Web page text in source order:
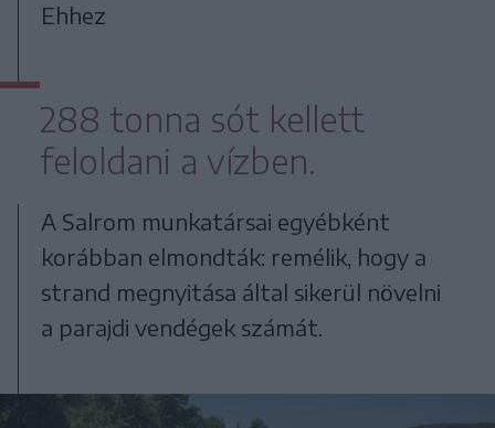
Ehhez
288 tonna sót kellett
feloldani a vízben.
A Salrom munkatársai egyébként
korábban elmondták: remélik, hogy a
strand megnyitása által sikerül növelni
a parajdi vendégek számát.